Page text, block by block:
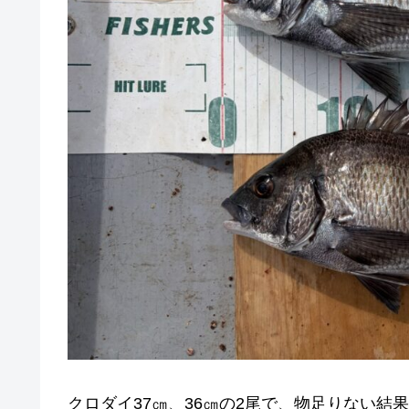
クロダイ37㎝、36㎝の2尾で、物足りない結